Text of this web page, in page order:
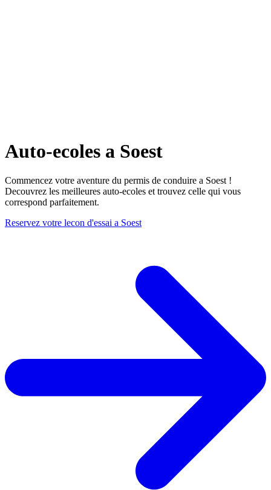
Auto-ecoles a Soest
Commencez votre aventure du permis de conduire a Soest !
Decouvrez les meilleures auto-ecoles et trouvez celle qui vous
correspond parfaitement.
Reservez votre lecon d'essai a Soest